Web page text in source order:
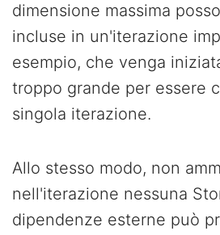
dimensione massima
incluse in un'iterazione
esempio, che venga
troppo grande per essere
singola iterazione.
Allo stesso modo, non
nell'iterazione nessuna
dipendenze esterne può